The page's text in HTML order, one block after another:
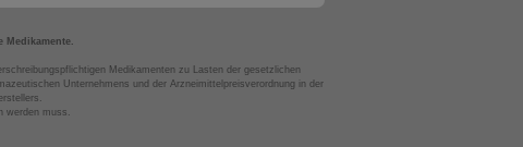
Medikamenten zu Lasten der gesetzlichen
Unternehmens und der Arzneimittelpreisverordnung in der
werden muss.